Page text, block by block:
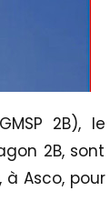
2B), le
2B, sont
Asco, pour